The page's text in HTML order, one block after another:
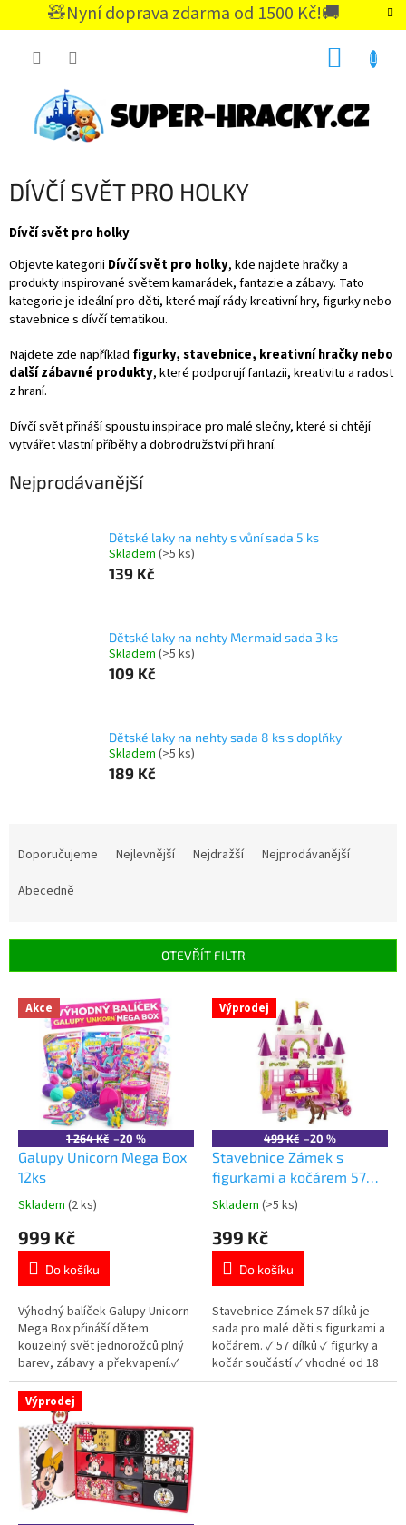
🧸Nyní doprava zdarma od 1500 Kč!🚚
CZK
DÍVČÍ SVĚT PRO HOLKY
Dívčí svět pro holky
Objevte kategorii Dívčí svět pro holky, kde najdete hračky a
produkty inspirované světem kamarádek, fantazie a zábavy. Tato
kategorie je ideální pro děti, které mají rády kreativní hry, figurky nebo
stavebnice s dívčí tematikou.
Najdete zde například figurky, stavebnice, kreativní hračky nebo
další zábavné produkty, které podporují fantazii, kreativitu a radost
z hraní.
Dívčí svět přináší spoustu inspirace pro malé slečny, které si chtějí
vytvářet vlastní příběhy a dobrodružství při hraní.
Nejprodávanější
Dětské laky na nehty s vůní sada 5 ks
Skladem (>5 ks)
139 Kč
Dětské laky na nehty Mermaid sada 3 ks
Skladem (>5 ks)
109 Kč
Dětské laky na nehty sada 8 ks s doplňky
Skladem (>5 ks)
189 Kč
r
Doporučujeme Nejlevnější Nejdražší
Nejprodávanější
Abecedně
OTEVŘÍT FILTR
V Akce
1 264 Kč –20 %
Galupy Unicorn Mega Box
12ks
Průměrné
produktu
5,0
5
hvězdiček.
Skladem (2 ks)
999 Kč
Do košíku
Výhodný balíček Galupy Unicorn
Mega Box přináší dětem
kouzelný svět jednorožců plný
barev, zábavy a překvapení.✓
mix koupelových produktů a
doplňků ✓ hravé efekty do
koupele ✓ oblíbený motiv
Galupy Unicorn
Výprodej
499 Kč –20 %
Stavebnice Zámek s
figurkami a kočárem 57
dílků
Průměrné
produktu
5,0
5
hvězdiček.
Skladem (>5 ks)
399 Kč
Do košíku
Stavebnice Zámek 57 dílků je
sada pro malé děti s figurkami a
kočárem. ✓ 57 dílků ✓ figurky a
kočár součástí ✓ vhodné od 18
měsíců 👉 Více stavebnic od 18
Výprodej